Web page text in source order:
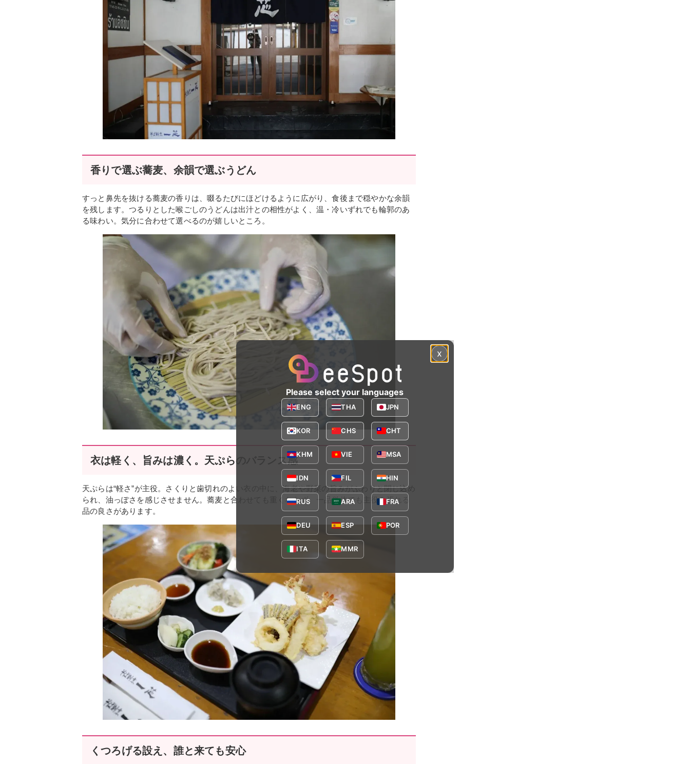
香りで選ぶ蕎麦、余韻で選ぶうどん
すっと鼻先を抜ける蕎麦の香りは、啜るたびにほどけるように広がり、食後まで穏やかな余韻
を残します。つるりとした喉ごしのうどんは出汁との相性がよく、温・冷いずれでも輪郭のあ
る味わい。気分に合わせて選べるのが嬉しいところ。
衣は軽く、旨みは濃く。天ぷらのバランス感
天ぷらは“軽さ”が主役。さくりと歯切れのよい衣の中に、海老や野菜の旨みがふわりと閉じ込め
られ、油っぽさを感じさせません。蕎麦と合わせても重くならず、一品単体でも主役を張れる
品の良さがあります。
くつろげる設え、誰と来ても安心
x
Please select your languages
ENG THA JPN
KOR CHS CHT
KHM VIE MSA
IDN FIL HIN
RUS ARA FRA
DEU ESP POR
ITA MMR